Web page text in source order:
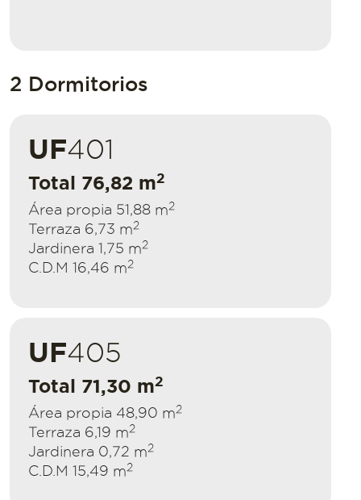
2 Dormitorios
UF401
Total 76,82 m2
Área propia 51,88 m2
Terraza 6,73 m2
Jardinera 1,75 m2
C.D.M 16,46 m2
UF405
Total 71,30 m2
Área propia 48,90 m2
Terraza 6,19 m2
Jardinera 0,72 m2
C.D.M 15,49 m2